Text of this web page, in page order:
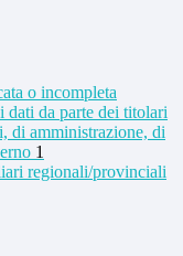
o incompleta
dati da parte dei titolari
di amministrazione, di
1
regionali/provinciali